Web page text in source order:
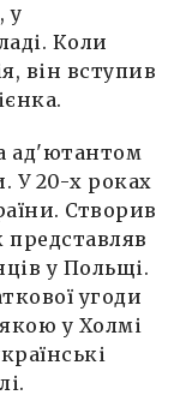
у
Коли
він вступив
ад'ютантом
У 20-х роках
Створив
у Польщі.
угоди
у Холмі